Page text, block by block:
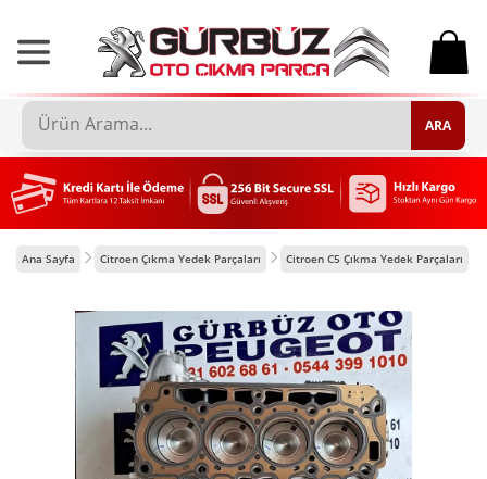
0
ARA
Ana Sayfa Citroen Çıkma Yedek Parçaları Citroen C5 Çıkma Yedek Parçaları